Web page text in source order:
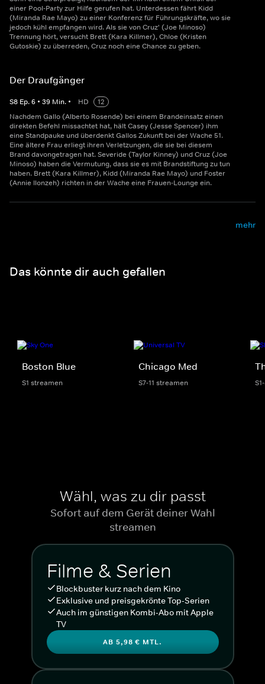
einer Pool-Party zur Hilfe gerufen hat. Unterdessen fährt Kidd
(Miranda Rae Mayo) zu einer Konferenz für Führungskräfte, wo sie
jedoch kühl empfangen wird. Als sie von Cruz' (Joe Minoso)
Trennung hört, versucht Brett (Kara Killmer), Chloe (Kristen
Gutoskie) zu überreden, Cruz noch eine Chance zu geben.
Der Draufgänger
S8 Ep.6 • 39 Min. • HD
12
Nachdem Gallo (Alberto Rosende) bei einem Brandeinsatz einen
direkten Befehl missachtet hat, hält Casey (Jesse Spencer) ihm
eine Standpauke und überdenkt Gallos Zukunft bei der Wache 51.
Eine ältere Frau erliegt ihren Verletzungen, die sie bei diesem
Brand davongetragen hat. Severide (Taylor Kinney) und Cruz (Joe
Minoso) haben die Vermutung, dass sie es mit Brandstiftung zu tun
haben. Brett (Kara Killmer), Kidd (Miranda Rae Mayo) und Foster
(Annie Ilonzeh) richten in der Wache eine Frauen-Lounge ein.
mehr
Das könnte dir auch gefallen
Boston Blue
S1 streamen
Chicago Med
S7-11 streamen
Wähl, was zu dir passt
Sofort auf dem Gerät deiner Wahl
streamen
Filme & Serien
Blockbuster kurz nach dem Kino
Exklusive und preisgekrönte Top-Serien
Auch im günstigen Kombi-Abo mit Apple
TV
AB 5,98 € MTL.